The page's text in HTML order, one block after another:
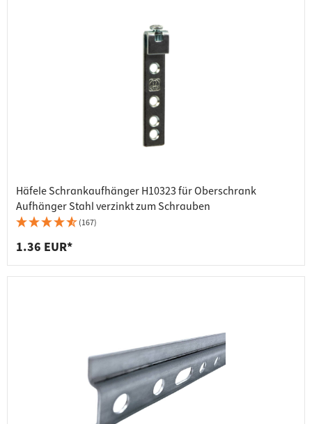
Häfele Schrankaufhänger H10323 für Oberschrank
Aufhänger Stahl verzinkt zum Schrauben
(167)
1.36 EUR*